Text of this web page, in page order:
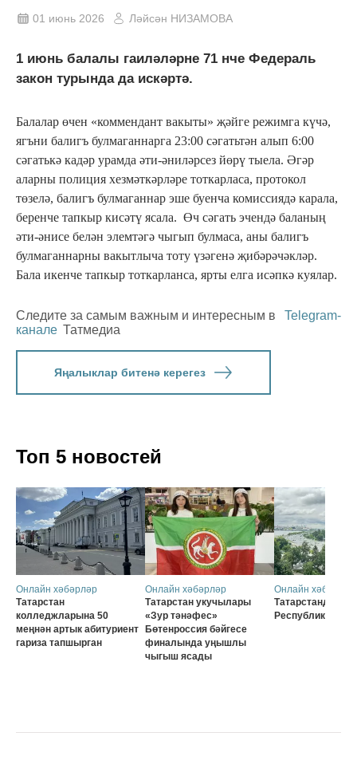
01 июнь 2026 Ләйсән НИЗАМОВА
1 июнь балалы гаиләләрне 71 нче Федераль
закон турында да искәртә.
Балалар өчен «коммендант вакыты» җәйге режимга күчә,
ягъни балигъ булмаганнарга 23:00 сәгатьтән алып 6:00
сәгатькә кадәр урамда әти-әниләрсез йөрү тыела. Әгәр
аларны полиция хезмәткәрләре тоткарласа, протокол
төзелә, балигъ булмаганнар эше буенча комиссиядә карала,
беренче тапкыр кисәтү ясала. Өч сәгать эчендә баланың
әти-әнисе белән элемтәгә чыгып булмаса, аны балигъ
булмаганнарны вакытлыча тоту үзәгенә җибәрәчәкләр.
Бала икенче тапкыр тоткарланса, ярты елга исәпкә куялар.
Следите за самым важным и интересным в
Telegram-
канале Татмедиа
Яңалыклар битенә керегез
Топ 5 новостей
Онлайн хәбәрләр
Татарстан
колледжларына 50
меңнән артык абитуриент
гариза тапшырган
Онлайн хәбәрләр
Татарстан укучылары
«Зур тәнәфес»
Бөтенроссия бәйгесе
финалында уңышлы
чыгыш ясады
Онлайн хәбәрләр
Татарстанда 30
Республика көне